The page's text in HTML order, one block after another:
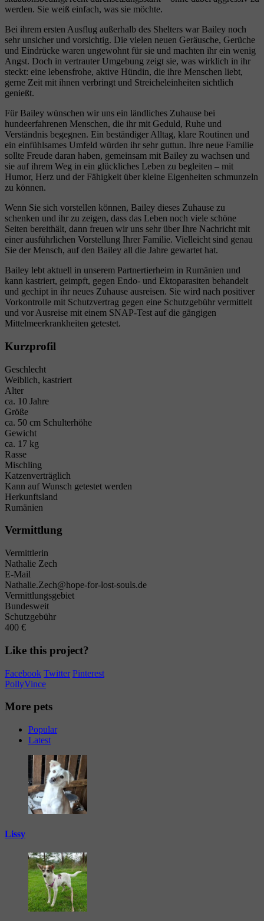
werden. Sie weiß einfach, was sie möchte.
Bei ihrem ersten Ausflug außerhalb des Shelters war Bailey noch
sehr unsicher und vorsichtig. Die vielen neuen Geräusche, Gerüche
und Eindrücke waren ungewohnt für sie und machten ihr ein wenig
Angst. Doch in vertrauter Umgebung zeigt sie, was wirklich in ihr
steckt: eine lebensfrohe, aktive Hündin, die ihre Menschen liebt,
gerne Zeit mit ihnen verbringt und Streicheleinheiten sichtlich
genießt.
Für Bailey wünschen wir uns ein ländliches Zuhause bei
hundeerfahrenen Menschen, die ihr mit Geduld, Ruhe und
Verständnis begegnen. Ein beständiger Alltag, klare Routinen und
ein einfühlsames Umfeld würden ihr sehr guttun. Ihre neue Familie
sollte Freude daran haben, gemeinsam mit Bailey zu wachsen und
sie auf ihrem Weg in ein glückliches Leben zu begleiten – mit
Humor, Herz und der Fähigkeit über kleine Eigenheiten schmunzeln
zu können.
Wenn Sie sich vorstellen können, Bailey dieses Zuhause zu
schenken und ihr zu zeigen, dass das Leben noch viele schöne
Seiten bereithält, dann freuen wir uns sehr über Ihre Nachricht mit
einer ausführlichen Vorstellung Ihrer Familie. Vielleicht sind genau
Sie der Mensch, auf den Bailey all die Jahre gewartet hat.
Bailey lebt aktuell in unserem Partnertierheim in Rumänien und
kann kastriert, geimpft, gegen Endo- und Ektoparasiten behandelt
und gechipt in ihr neues Zuhause ausreisen. Sie wird nach positiver
Vorkontrolle mit Schutzvertrag gegen eine Schutzgebühr vermittelt
und vor Ausreise mit einem SNAP-Test auf die gängigen
Mittelmeerkrankheiten getestet.
Kurzprofil
Geschlecht
Weiblich, kastriert
Alter
ca. 10 Jahre
Größe
ca. 50 cm Schulterhöhe
Gewicht
ca. 17 kg
Rasse
Mischling
Katzenverträglich
Kann auf Wunsch getestet werden
Herkunftsland
Rumänien
Vermittlung
Vermittlerin
Nathalie Zech
E-Mail
Nathalie.Zech@hope-for-lost-souls.de
Vermittlungsgebiet
Bundesweit
Schutzgebühr
400 €
Like this project?
Facebook Twitter Pinterest
PollyVince
More pets
Popular
Latest
Lissy